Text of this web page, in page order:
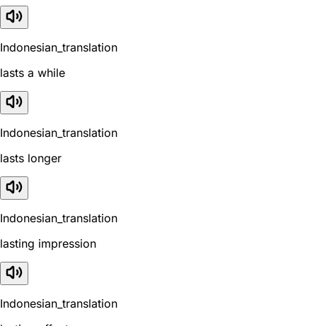
Indonesian_translation
lasts a while
Indonesian_translation
lasts longer
Indonesian_translation
lasting impression
Indonesian_translation